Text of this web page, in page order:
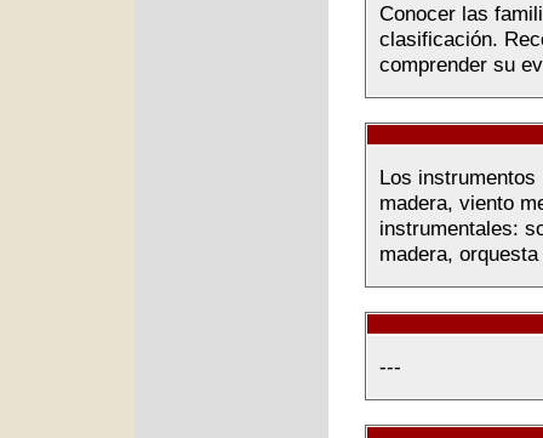
Conocer las
clasificación.
comprender su
Los
madera, viento
instrumentales:
madera,
---